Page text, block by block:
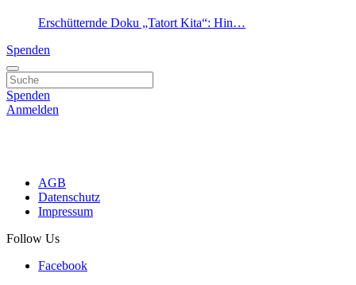
Erschütternde Doku „Tatort Kita“: Hin…
Spenden
Spenden
Anmelden
AGB
Datenschutz
Impressum
Follow Us
Facebook